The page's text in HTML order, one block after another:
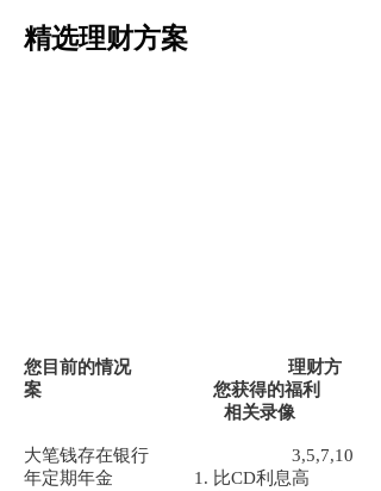
精选理财方案
您目前的情况 理财方
案 您获得的福利
相关录像
大笔钱存在银行 3,5,7,10
年定期年金 1. 比CD利息高